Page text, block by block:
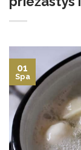
01
Spa